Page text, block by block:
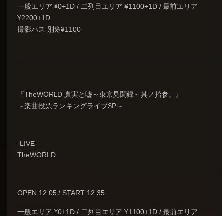
一般エリア ¥0+1D / 二列目エリア ¥1100+1D / 最前エリア
¥2200+1D
撮影パス 別途¥1100
『TheWORLD 真実と嘘～東京見聞録～其ノ拾参。』
～楽曲投票ランキングライブSP～
-LIVE-
TheWORLD
OPEN 12:05 / START 12:35
一般エリア ¥0+1D / 二列目エリア ¥1100+1D / 最前エリア